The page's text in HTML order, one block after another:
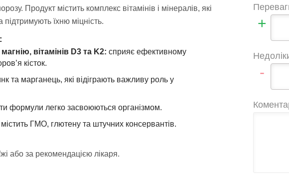
Продукт містить комплекс вітамінів і мінералів, які
їхню міцність.
вітамінів D3 та K2: сприяє ефективному
кісток.
та марганець, які відіграють важливу роль у
формули легко засвоюються організмом.
ГМО, глютену та штучних консервантів.
або за рекомендацією лікаря.
+
-